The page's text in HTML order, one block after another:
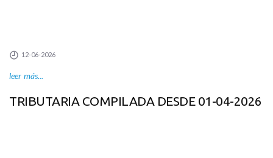
12-06-2026
leer más...
TRIBUTARIA COMPILADA DESDE 01-04-2026